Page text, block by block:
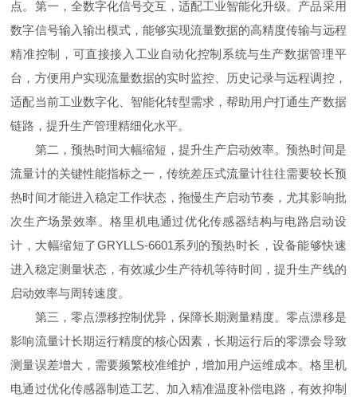
点。第一，全数字化信号交互，适配工业智能化升级。产品采用
数字信号输入输出模式，能够实现流量数据的高精度传输与远程
精准控制，可直接接入工业自动化控制系统与生产数据管理平
台，方便用户实现流量数据的实时监控、历史记录与远程调控，
适配当前工业数字化、智能化转型需求，帮助用户打通生产数据
链路，提升生产管理精细化水平。
第二，预热时间大幅缩短，提升生产启动效率。预热时间是
流量计的关键性能指标之一，传统差压式流量计往往需要较长预
热时间才能进入稳定工作状态，拖慢生产启动节奏，尤其影响批
次生产场景效率。格里机电通过优化传感器结构与电路启动设
计，大幅缩短了GRYLLS-6601系列的预热时长，设备能够快速
进入稳定测量状态，有效减少生产待机等待时间，提升生产线的
启动效率与周转速度。
第三，零点漂移控制优异，保障长期测量精度。零点漂移是
影响流量计长期运行精度的核心因素，长期运行后的零漂会导致
测量误差增大，需要频繁校准维护，增加用户运维成本。格里机
电通过优化传感器制造工艺、加入精准温度补偿电路，有效抑制